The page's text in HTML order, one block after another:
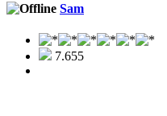
Sam
7.655